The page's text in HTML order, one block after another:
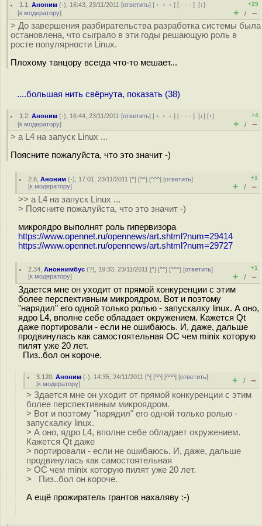
1.1 ,Аноним (-), 16:43, 23/11/2011 [ответить] [ ﹢﹢﹢] [ · · ·][↓]
[к модератору]
+29
+ / –
> До завершения разбирательства разработка системы была
остановлена, что сыграло в эти годы решающую роль в
росте популярности Linux.
Плохому танцору всегда что-то мешает...
....большая нить свёрнута, показать (38)
1.2 ,Аноним (-), 16:44, 23/11/2011 [ответить] [ ﹢﹢﹢] [ · · ·][↓] [↑]
[к модератору]
+4
+ / –
> а L4 на запуск Linux ...
Поясните пожалуйста, что это значит -)
2.6 ,Аноним (-), 17:01, 23/11/2011 [^] [^^] [^^^] [ответить]
[к модератору]
+1
+ / –
>> а L4 на запуск Linux ...
> Поясните пожалуйста, что это значит -)
микроядро выполнят роль гипервизора
https://www.opennet.ru/opennews/art.shtml?num=29414
https://www.opennet.ru/opennews/art.shtml?num=29727
2.34 ,Аноннимбус (?), 19:33, 23/11/2011 [^] [^^] [^^^] [ответить]
[к модератору]
+1
+ / –
Здается мне он уходит от прямой конкуренции с этим
более перспективным микроядром. Вот и поэтому
"нарядил" его одной только ролью - запускалку linux. А оно,
ядро L4, вполне себе обладает окружением. Кажется Qt
даже портировали - если не ошибаюсь. И, даже, дальше
продвинулась как самостоятельная ОС чем minix которую
пилят уже 20 лет.
Пиз..бол он короче.
3.120 ,Аноним (-), 14:35, 24/11/2011 [^] [^^] [^^^] [ответить]
[к модератору] + / –
> Здается мне он уходит от прямой конкуренции с этим
более перспективным микроядром.
> Вот и поэтому "нарядил" его одной только ролью -
запускалку linux.
> А оно, ядро L4, вполне себе обладает окружением.
Кажется Qt даже
> портировали - если не ошибаюсь. И, даже, дальше
продвинулась как самостоятельная
> ОС чем minix которую пилят уже 20 лет.
> Пиз..бол он короче.
А ещё прожиратель грантов нахаляву :-)